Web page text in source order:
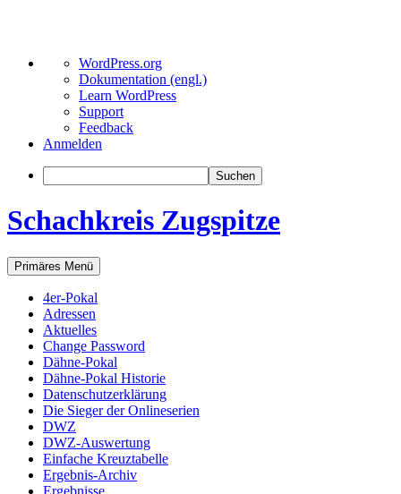
Über
WordPress
WordPress.org
Dokumentation (engl.)
Learn WordPress
Support
Feedback
Anmelden
Suchen
Schachkreis Zugspitze
Suchen
Primäres Menü Zum
Inhalt
4er-Pokal
Adressen
Aktuelles
Change Password
Dähne-Pokal
Dähne-Pokal Historie
Datenschutzerklärung
Die Sieger der Onlineserien
DWZ
DWZ-Auswertung
Einfache Kreuztabelle
Ergebnis-Archiv
Ergebnisse